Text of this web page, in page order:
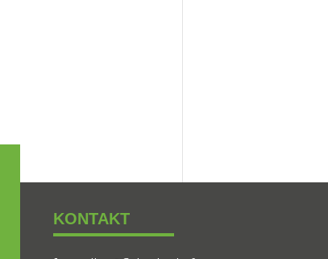
KONTAKT